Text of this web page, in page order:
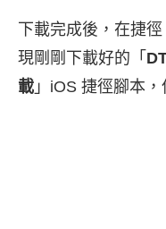
下載完成後，在捷
現剛剛下載好的「
載 」iOS 捷徑腳本